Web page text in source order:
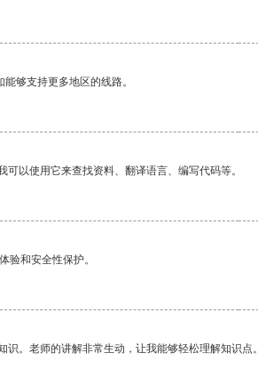
够支持更多地区的线路。
以使用它来查找资料、翻译语言、编写代码等。
验和安全性保护。
。老师的讲解非常生动，让我能够轻松理解知识点。